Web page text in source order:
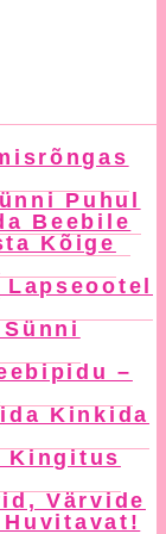
Puhul
Beebile
Kõige
–
Kinkida
Kingitus
Värvide